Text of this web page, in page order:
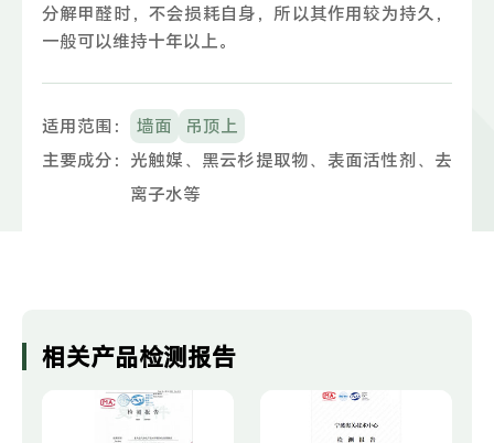
分解甲醛时，不会损耗自身，所以其作用较为持久，
一般可以维持十年以上。
适用范围： 墙面
吊顶上
主要成分： 光触媒、黑云杉提取物、表面活性剂、去
离子水等
相关产品检测报告